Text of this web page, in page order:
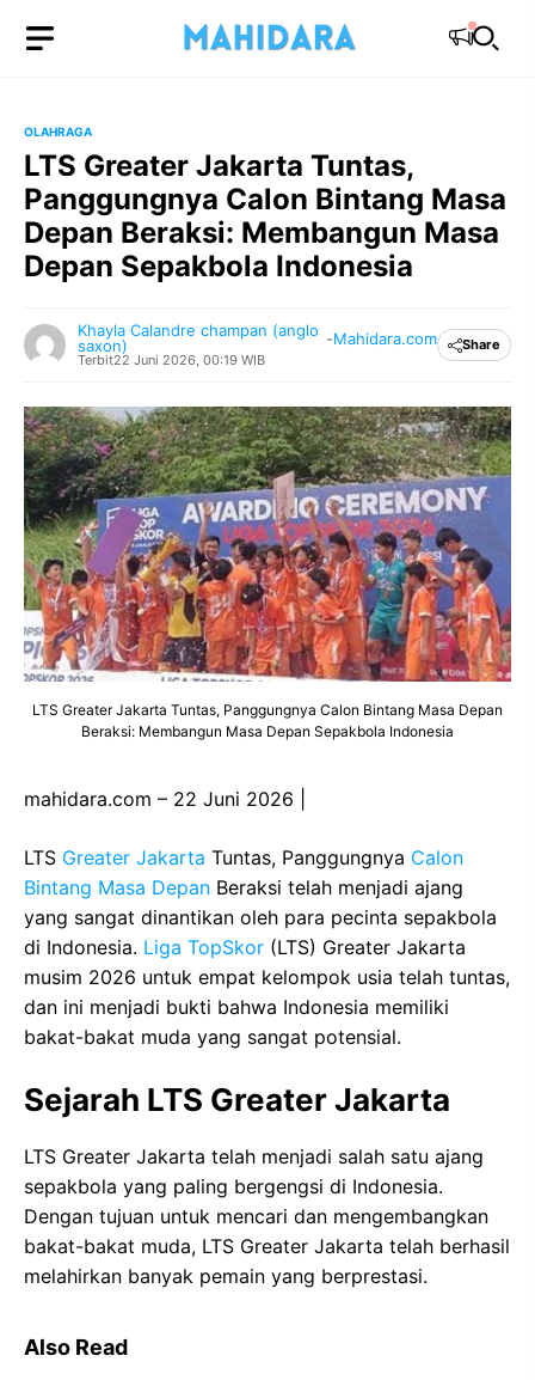
OLAHRAGA
LTS Greater Jakarta Tuntas,
Panggungnya Calon Bintang Masa
Depan Beraksi: Membangun Masa
Depan Sepakbola Indonesia
Khayla Calandre champan (anglo
saxon)
-Mahidara.com
Terbit22 Juni 2026, 00:19 WIB
Share
LTS Greater Jakarta Tuntas, Panggungnya Calon Bintang Masa Depan
Beraksi: Membangun Masa Depan Sepakbola Indonesia
mahidara.com – 22 Juni 2026 |
LTS Greater Jakarta Tuntas, Panggungnya Calon
Bintang Masa Depan Beraksi telah menjadi ajang
yang sangat dinantikan oleh para pecinta sepakbola
di Indonesia. Liga TopSkor (LTS) Greater Jakarta
musim 2026 untuk empat kelompok usia telah tuntas,
dan ini menjadi bukti bahwa Indonesia memiliki
bakat-bakat muda yang sangat potensial.
Sejarah LTS Greater Jakarta
LTS Greater Jakarta telah menjadi salah satu ajang
sepakbola yang paling bergengsi di Indonesia.
Dengan tujuan untuk mencari dan mengembangkan
bakat-bakat muda, LTS Greater Jakarta telah berhasil
melahirkan banyak pemain yang berprestasi.
Also Read